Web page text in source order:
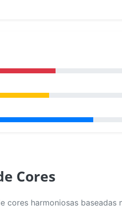
Cores
cores harmoniosas